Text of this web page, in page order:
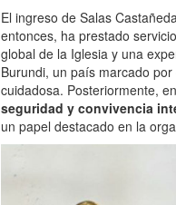
El ingreso de Salas
entonces, ha prestado
global de la Iglesia y una
Burundi, un país marcado
cuidadosa. Posteriormente,
seguridad y convivencia
un papel destacado en la